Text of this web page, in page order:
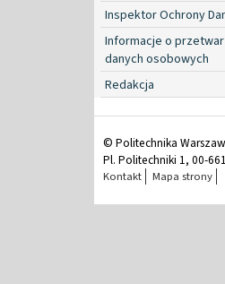
Inspektor Ochrony
Informacje o
danych osobowych
Redakcja
© Politechnika
Pl. Politechniki 1, 00-
Kontakt Mapa strony